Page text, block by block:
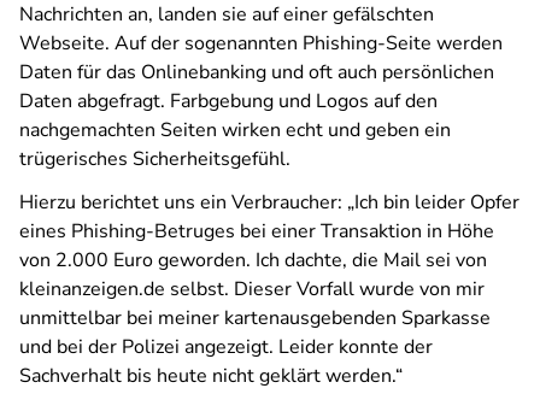
Nachrichten an, landen sie auf einer gefälschten
Webseite. Auf der sogenannten Phishing-Seite werden
Daten für das Onlinebanking und oft auch persönlichen
Daten abgefragt. Farbgebung und Logos auf den
nachgemachten Seiten wirken echt und geben ein
trügerisches Sicherheitsgefühl.
Hierzu berichtet uns ein Verbraucher: „Ich bin leider Opfer
eines Phishing-Betruges bei einer Transaktion in Höhe
von 2.000 Euro geworden. Ich dachte, die Mail sei von
kleinanzeigen.de selbst. Dieser Vorfall wurde von mir
unmittelbar bei meiner kartenausgebenden Sparkasse
und bei der Polizei angezeigt. Leider konnte der
Sachverhalt bis heute nicht geklärt werden.“